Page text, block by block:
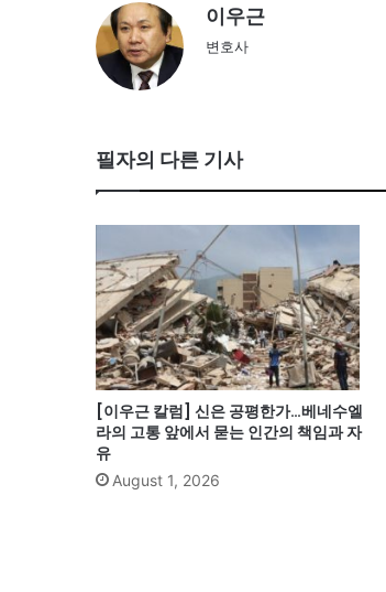
이우근
변호사
필자의 다른 기사
[이우근 칼럼] 신은 공평한가…베네수엘
라의 고통 앞에서 묻는 인간의 책임과 자
유
August 1, 2026